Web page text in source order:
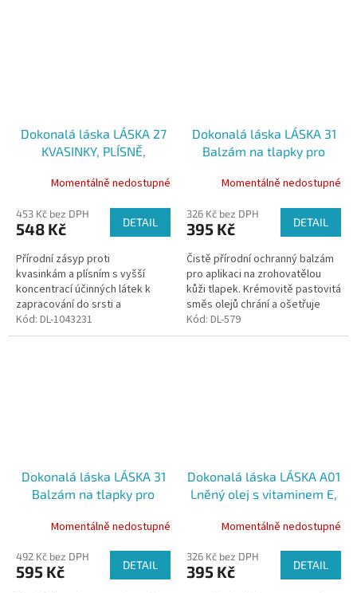
Dokonalá láska LÁSKA 27
KVASINKY, PLÍSNĚ,
zásyp, 90g
Momentálně nedostupné
453 Kč bez DPH
548 Kč DETAIL
Přírodní zásyp proti
kvasinkám a plísním s vyšší
koncentrací účinných látek k
zapracování do srsti a
kůže. Účinně napomáhá redukci
kvasinkové infekce. Účinně
Kód: DL-1043231
Dokonalá láska LÁSKA 31
Balzám na tlapky pro
Momentálně nedostupné
326 Kč bez DPH
395 Kč DETAIL
Čistě přírodní ochranný balzám
pro aplikaci na zrohovatělou
kůži tlapek. Krémovitě pastovitá
směs olejů chrání a ošetřuje
kůži tlapek před vlivy
nepříznivého venkovního...
Kód: DL-579
Dokonalá láska LÁSKA 31
Balzám na tlapky pro
Momentálně nedostupné
492 Kč bez DPH
595 Kč DETAIL
Dokonalá láska LÁSKA A01
Lněný olej s vitaminem E,
Momentálně nedostupné
326 Kč bez DPH
395 Kč DETAIL